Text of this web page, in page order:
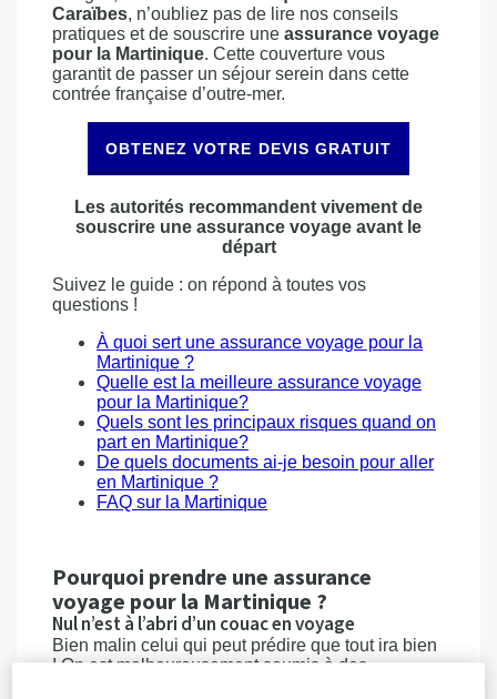
Caraïbes, n’oubliez pas de lire nos conseils
pratiques et de souscrire une assurance voyage
pour la Martinique. Cette couverture vous
garantit de passer un séjour serein dans cette
contrée française d’outre-mer.
OBTENEZ VOTRE DEVIS GRATUIT
Les autorités recommandent vivement de
souscrire une assurance voyage avant le
départ
Suivez le guide : on répond à toutes vos
questions !
À quoi sert une assurance voyage pour la
Martinique ?
Quelle est la meilleure assurance voyage
pour la Martinique?
Quels sont les principaux risques quand on
part en Martinique?
De quels documents ai-je besoin pour aller
en Martinique ?
FAQ sur la Martinique
Pourquoi prendre une assurance
voyage pour la Martinique ?
Nul n’est à l’abri d’un couac en voyage
Bien malin celui qui peut prédire que tout ira bien
! On est malheureusement soumis à des